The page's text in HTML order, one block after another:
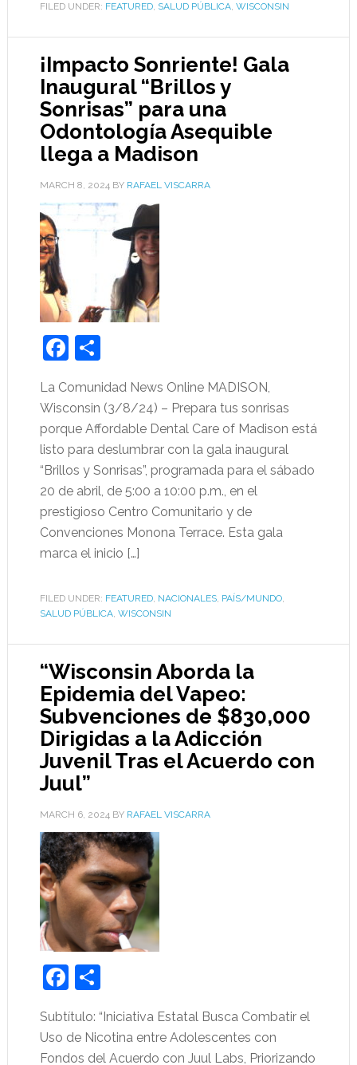
FILED UNDER: FEATURED, SALUD PÚBLICA, WISCONSIN
¡Impacto Sonriente! Gala
Inaugural “Brillos y
Sonrisas” para una
Odontología Asequible
llega a Madison
MARCH 8, 2024BY RAFAEL VISCARRA
Facebook
Share
La Comunidad News Online MADISON,
Wisconsin (3/8/24) – Prepara tus sonrisas
porque Affordable Dental Care of Madison está
listo para deslumbrar con la gala inaugural
“Brillos y Sonrisas”, programada para el sábado
20 de abril, de 5:00 a 10:00 p.m., en el
prestigioso Centro Comunitario y de
Convenciones Monona Terrace. Esta gala
marca el inicio […]
FILED UNDER: FEATURED, NACIONALES, PAÍS/MUNDO,
SALUD PÚBLICA, WISCONSIN
“Wisconsin Aborda la
Epidemia del Vapeo:
Subvenciones de $830,000
Dirigidas a la Adicción
Juvenil Tras el Acuerdo con
Juul”
MARCH 6, 2024BY RAFAEL VISCARRA
Facebook
Share
Subtítulo: “Iniciativa Estatal Busca Combatir el
Uso de Nicotina entre Adolescentes con
Fondos del Acuerdo con Juul Labs, Priorizando